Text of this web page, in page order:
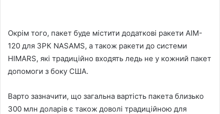
Окрім того, пакет буде містити додаткові ракети AIM-
120 для ЗРК NASAMS, а також ракети до системи
HIMARS, які традиційно входять ледь не у кожний пакет
допомоги з боку США.
Варто зазначити, що загальна вартість пакета близько
300 млн доларів є також доволі традиційною для